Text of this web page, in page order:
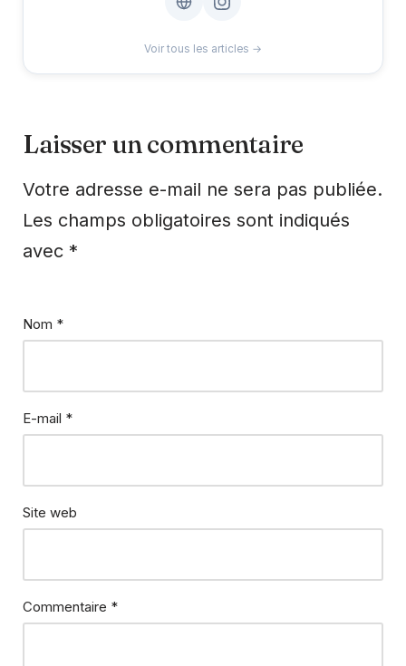
Voir tous les articles →
Laisser un commentaire
Votre adresse e-mail ne sera pas publiée.
Les champs obligatoires sont indiqués
avec *
Nom *
E-mail *
Site web
Commentaire *